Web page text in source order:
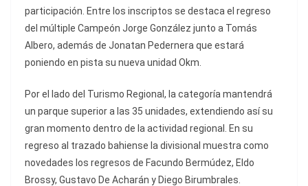
participación. Entre los inscriptos se destaca el regreso
del múltiple Campeón Jorge González junto a Tomás
Albero, además de Jonatan Pedernera que estará
poniendo en pista su nueva unidad Okm.
Por el lado del Turismo Regional, la categoría mantendrá
un parque superior a las 35 unidades, extendiendo así su
gran momento dentro de la actividad regional. En su
regreso al trazado bahiense la divisional muestra como
novedades los regresos de Facundo Bermúdez, Eldo
Brossy, Gustavo De Acharán y Diego Birumbrales.